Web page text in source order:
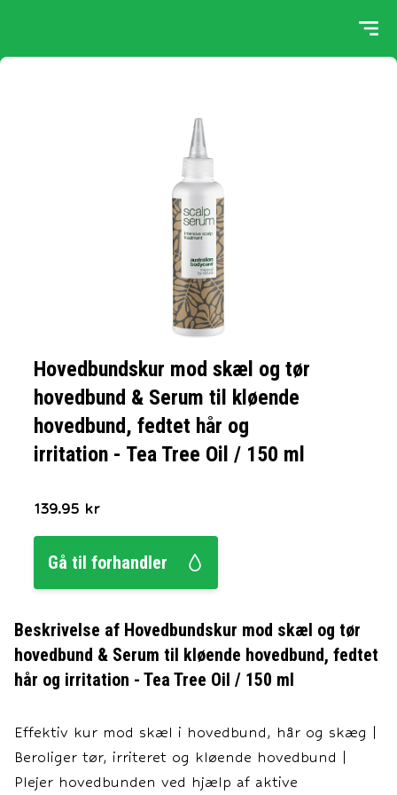
Hovedbundskur mod skæl og tør
hovedbund & Serum til kløende
hovedbund, fedtet hår og
irritation - Tea Tree Oil / 150 ml
139.95 kr
Gå til forhandler
Beskrivelse af Hovedbundskur mod skæl og tør
hovedbund & Serum til kløende hovedbund, fedtet
hår og irritation - Tea Tree Oil / 150 ml
Effektiv kur mod skæl i hovedbund, hår og skæg |
Beroliger tør, irriteret og kløende hovedbund |
Plejer hovedbunden ved hjælp af aktive